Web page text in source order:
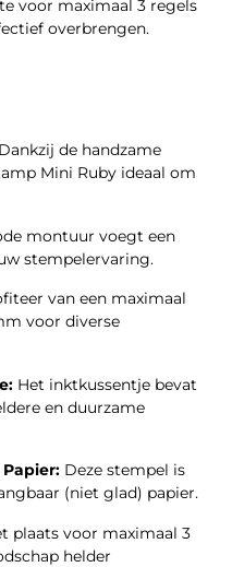
voor maximaal 3 regels
overbrengen.
Dankzij de handzame
Mini Ruby ideaal om
montuur voegt een
stempelervaring.
van een maximaal
voor diverse
Het inktkussentje bevat
en duurzame
Deze stempel is
(niet glad) papier.
plaats voor maximaal 3
helder